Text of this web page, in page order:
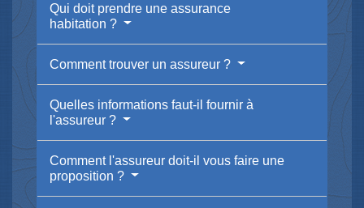
Qui doit prendre une assurance
habitation ?
Comment trouver un assureur ?
Quelles informations faut-il fournir à
l'assureur ?
Comment l'assureur doit-il vous faire une
proposition ?